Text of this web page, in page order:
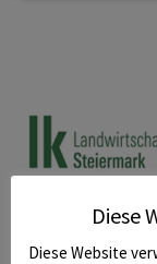
Diese
Diese Website